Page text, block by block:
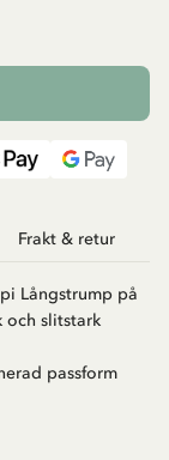
Frakt & retur
Långstrump på
och slitstark
passform